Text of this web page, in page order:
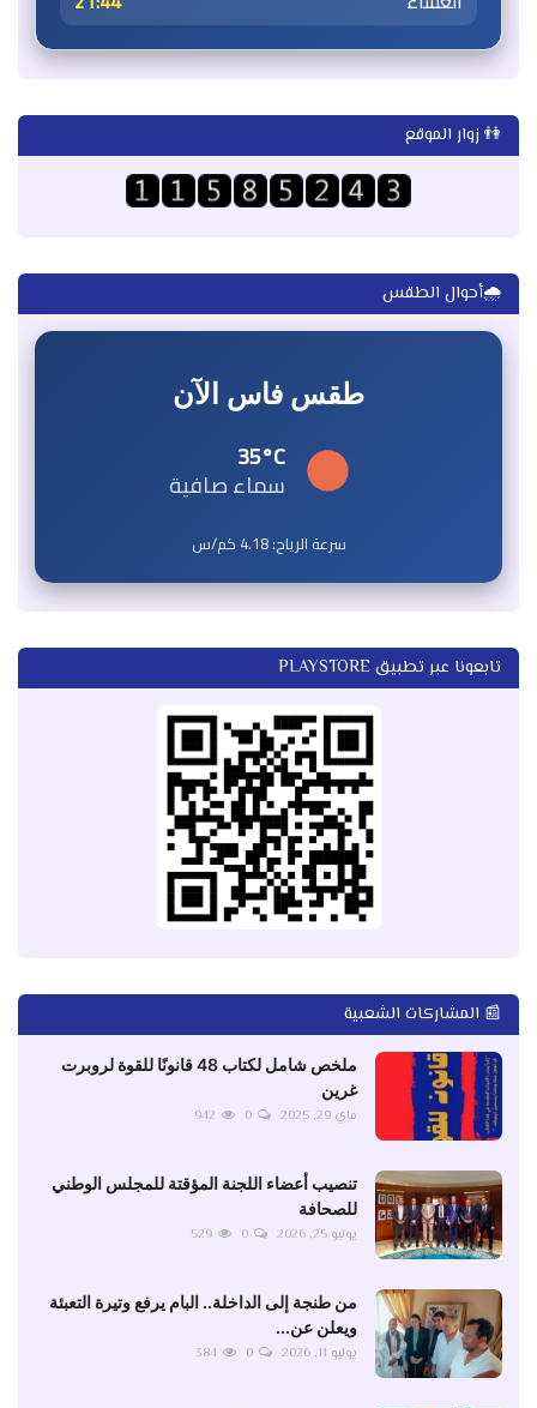
👫 زوار الموقع
🌧️أحوال الطقس
طقس فاس الآن
35°C
سماء صافية
سرعة الرياح:4.18 كم/س
تابعونا عبر تطبيق PLAYSTORE
📰 المشاركات الشعبية
ملخص شامل لكتاب 48 قانونًا للقوة لروبرت
غرين
ماي 29, 2025
0
942
تنصيب أعضاء اللجنة المؤقتة للمجلس الوطني
للصحافة
يوليو 25, 2026
0
529
من طنجة إلى الداخلة.. البام يرفع وتيرة التعبئة
ويعلن عن...
يوليو 11, 2026
0
384